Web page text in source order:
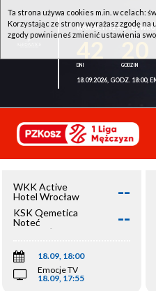
WKK ACTIVE HOTEL
18.09.2026, GODZ. 18:00,
WKK Active
Hotel Wrocław
--
KSK Qemetica
Noteć
Inowrocław
--
18.09, 18:00
Emocje TV
18.09, 17:55
Ta strona używa cookies m.in. w celach:
Korzystając ze strony wyrażasz zgodę
zgody powinieneś zmienić ustawienia